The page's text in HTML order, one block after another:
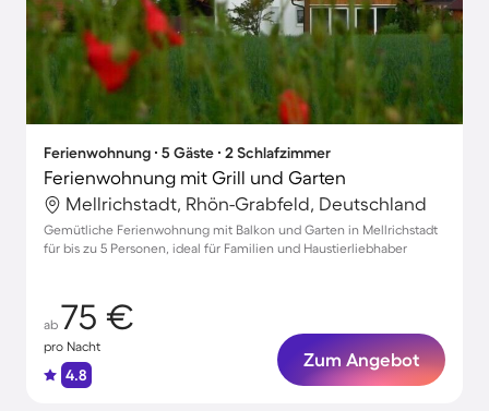
Ferienwohnung ∙ 5 Gäste ∙ 2 Schlafzimmer
Ferienwohnung mit Grill und Garten
Mellrichstadt, Rhön-Grabfeld, Deutschland
Gemütliche Ferienwohnung mit Balkon und Garten in Mellrichstadt
für bis zu 5 Personen, ideal für Familien und Haustierliebhaber
ab 75 €
pro Nacht
4.8
Zum Angebot